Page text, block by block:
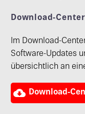
Download-Center
Im Download-
Software-Updates
übersichtlich an
 Download-